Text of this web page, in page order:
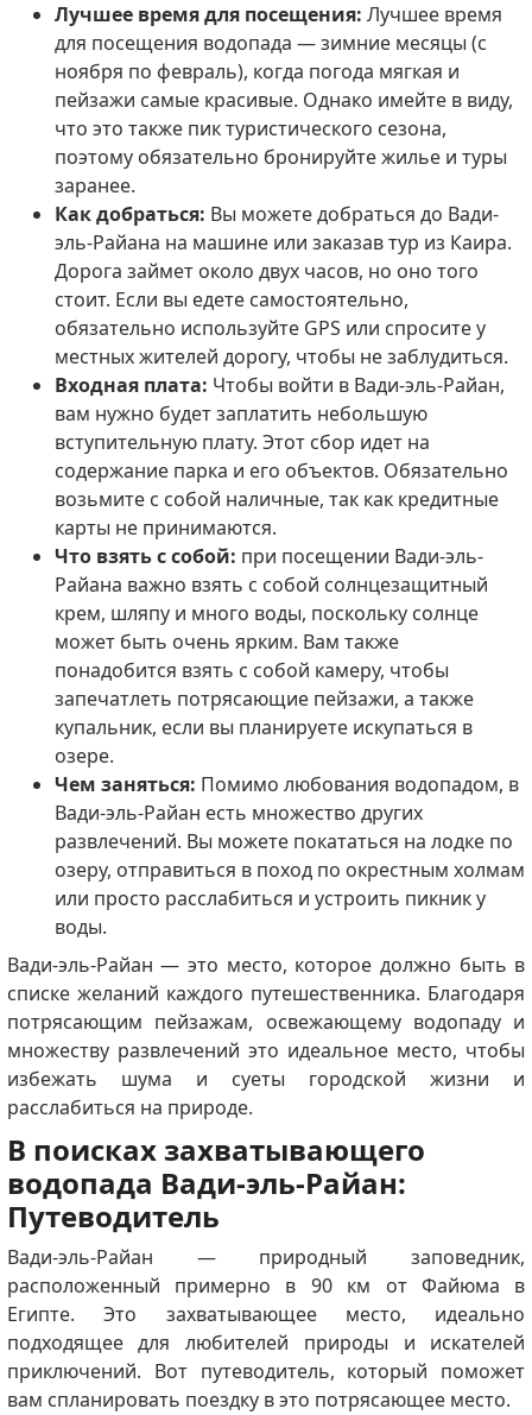
Лучшее время для посещения: Лучшее время
для посещения водопада — зимние месяцы (с
ноября по февраль), когда погода мягкая и
пейзажи самые красивые. Однако имейте в виду,
что это также пик туристического сезона,
поэтому обязательно бронируйте жилье и туры
заранее.
Как добраться: Вы можете добраться до Вади-
эль-Райана на машине или заказав тур из Каира.
Дорога займет около двух часов, но оно того
стоит. Если вы едете самостоятельно,
обязательно используйте GPS или спросите у
местных жителей дорогу, чтобы не заблудиться.
Входная плата: Чтобы войти в Вади-эль-Райан,
вам нужно будет заплатить небольшую
вступительную плату. Этот сбор идет на
содержание парка и его объектов. Обязательно
возьмите с собой наличные, так как кредитные
карты не принимаются.
Что взять с собой: при посещении Вади-эль-
Райана важно взять с собой солнцезащитный
крем, шляпу и много воды, поскольку солнце
может быть очень ярким. Вам также
понадобится взять с собой камеру, чтобы
запечатлеть потрясающие пейзажи, а также
купальник, если вы планируете искупаться в
озере.
Чем заняться: Помимо любования водопадом, в
Вади-эль-Райан есть множество других
развлечений. Вы можете покататься на лодке по
озеру, отправиться в поход по окрестным холмам
или просто расслабиться и устроить пикник у
воды.
Вади-эль-Райан — это место, которое должно быть в
списке желаний каждого путешественника. Благодаря
потрясающим пейзажам, освежающему водопаду и
множеству развлечений это идеальное место, чтобы
избежать шума и суеты городской жизни и
расслабиться на природе.
В поисках захватывающего
водопада Вади-эль-Райан:
Путеводитель
Вади-эль-Райан — природный заповедник,
расположенный примерно в 90 км от Файюма в
Египте.Это захватывающее место, идеально
подходящее для любителей природы и искателей
приключений. Вот путеводитель, который поможет
вам спланировать поездку в это потрясающее место.